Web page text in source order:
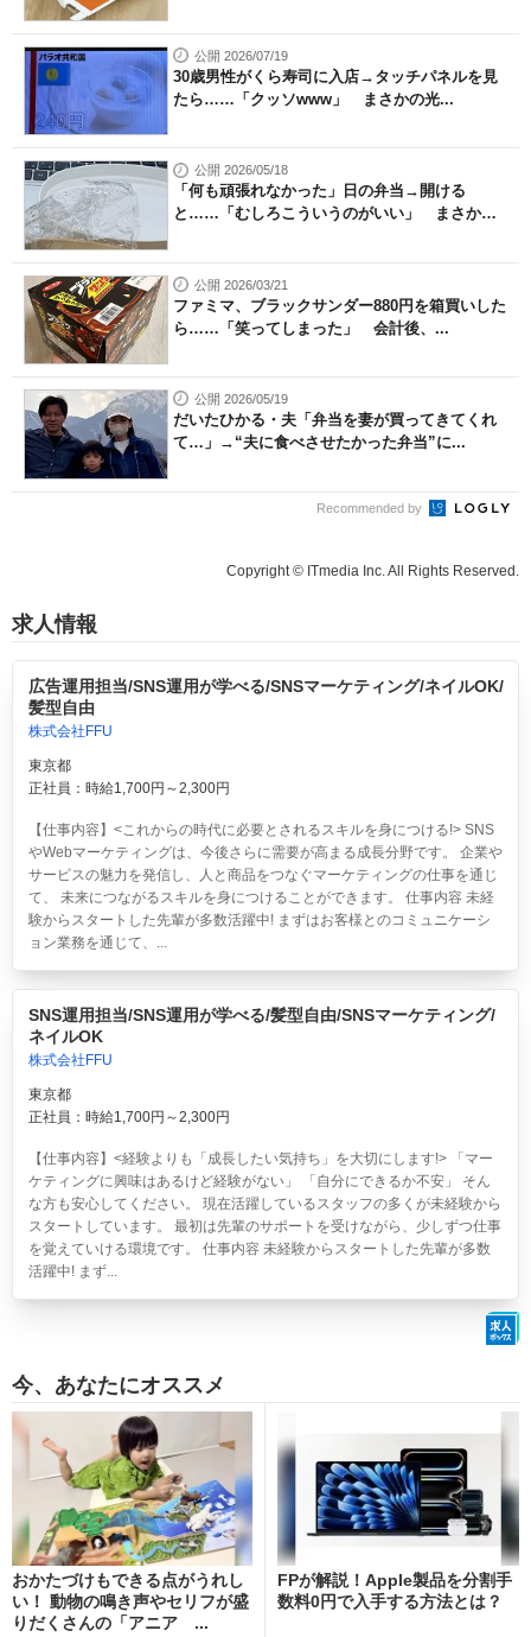
公開 2026/07/19
30歳男性がくら寿司に入店→タッチパネルを見
たら……「クッソwww」 まさかの光...
公開 2026/05/18
「何も頑張れなかった」日の弁当→開ける
と……「むしろこういうのがいい」 まさか
公開 2026/03/21
ファミマ、ブラックサンダー880円を箱買いした
ら……「笑ってしまった」 会計後、...
公開 2026/05/19
だいたひかる・夫「弁当を妻が買ってきてくれ
て…」→“夫に食べさせたかった弁当”に...
Recommended by
Copyright © ITmedia Inc. All Rights Reserved.
求人情報
広告運用担当/SNS運用が学べる/SNSマーケティング/ネイルOK/
髪型自由
株式会社FFU
東京都
正社員：時給1,700円～2,300円
【仕事内容】<これからの時代に必要とされるスキルを身につける!> SNS
やWebマーケティングは、今後さらに需要が高まる成長分野です。 企業や
サービスの魅力を発信し、人と商品をつなぐマーケティングの仕事を通じ
て、 未来につながるスキルを身につけることができます。 仕事内容 未経
験からスタートした先輩が多数活躍中! まずはお客様とのコミュニケーシ
ョン業務を通じて、...
SNS運用担当/SNS運用が学べる/髪型自由/SNSマーケティング/
ネイルOK
株式会社FFU
東京都
正社員：時給1,700円～2,300円
【仕事内容】<経験よりも「成長したい気持ち」を大切にします!> 「マー
ケティングに興味はあるけど経験がない」 「自分にできるか不安」 そん
な方も安心してください。 現在活躍しているスタッフの多くが未経験から
スタートしています。 最初は先輩のサポートを受けながら、少しずつ仕事
を覚えていける環境です。 仕事内容 未経験からスタートした先輩が多数
活躍中! まず...
今、あなたにオススメ
おかたづけもできる点がうれし
い！ 動物の鳴き声やセリフが盛
りだくさんの「アニア ...
FPが解説！Apple製品を分割手
数料0円で入手する方法とは？